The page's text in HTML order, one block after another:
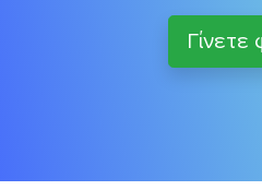
Γίνετε